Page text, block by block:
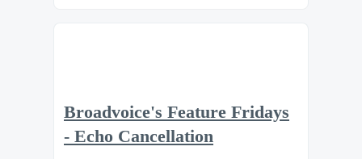
Broadvoice's Feature Fridays
- Echo Cancellation